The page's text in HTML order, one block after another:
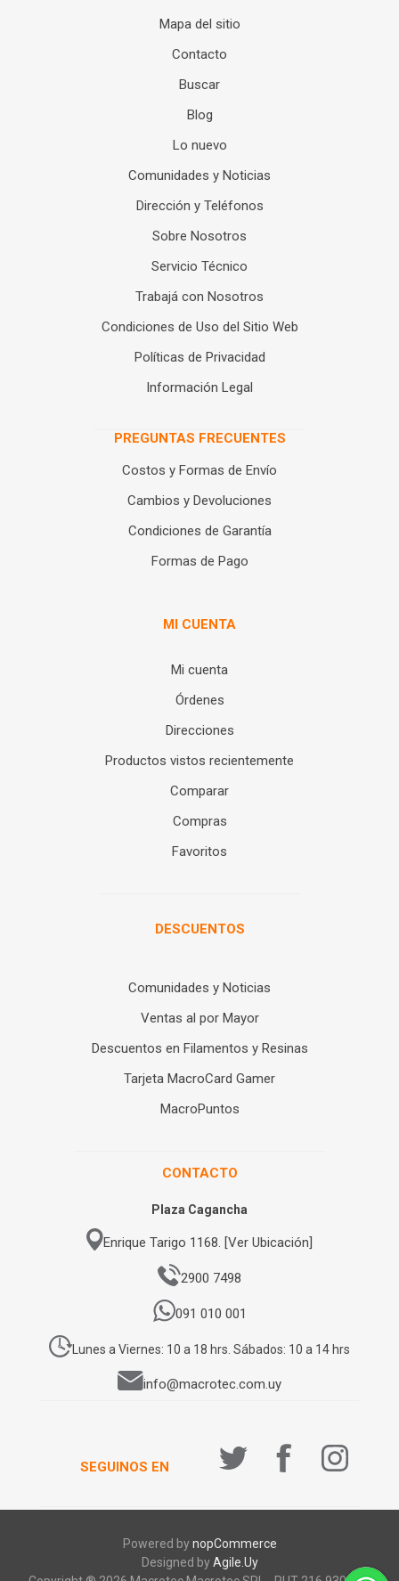
Mapa del sitio
Contacto
Buscar
Blog
Lo nuevo
Comunidades y Noticias
Dirección y Teléfonos
Sobre Nosotros
Servicio Técnico
Trabajá con Nosotros
Condiciones de Uso del Sitio Web
Políticas de Privacidad
Información Legal
PREGUNTAS FRECUENTES
Costos y Formas de Envío
Cambios y Devoluciones
Condiciones de Garantía
Formas de Pago
MI CUENTA
Mi cuenta
Órdenes
Direcciones
Productos vistos recientemente
Comparar
Compras
Favoritos
DESCUENTOS
Comunidades y Noticias
Ventas al por Mayor
Descuentos en Filamentos y Resinas
Tarjeta MacroCard Gamer
MacroPuntos
CONTACTO
Plaza Cagancha
Enrique Tarigo 1168. [Ver Ubicación]
2900 7498
091 010 001
Lunes a Viernes: 10 a 18 hrs. Sábados: 10 a 14 hrs
info@macrotec.com.uy
SEGUINOS EN
Powered bynopCommerce
Designed byAgile.Uy